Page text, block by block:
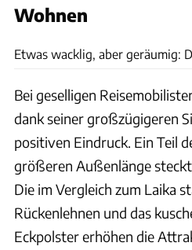
Wohnen
Etwas wacklig, aber geräumig:
Bei geselligen
dank seiner großzügigeren
positiven Eindruck. Ein Teil
größeren Außenlänge
Die im Vergleich zum Laika
Rückenlehnen und das
Eckpolster erhöhen die